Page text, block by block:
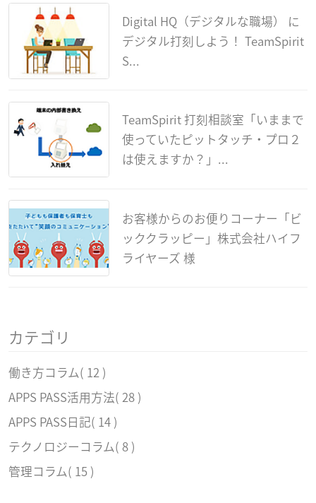
Digital HQ（デジタルな職場） に
デジタル打刻しよう！ TeamSpirit
S...
TeamSpirit 打刻相談室「いままで
使っていたピットタッチ・プロ２
は使えますか？」...
お客様からのお便りコーナー「ビ
ッククラッピー」株式会社ハイフ
ライヤーズ 様
カテゴリ
働き方コラム( 12 )
APPS PASS活用方法( 28 )
APPS PASS日記( 14 )
テクノロジーコラム( 8 )
管理コラム( 15 )